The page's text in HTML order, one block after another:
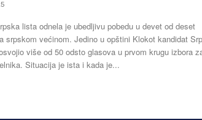
lista odnela je ubedljivu pobedu u devet od deset
Jedino u opštini Klokot kandidat Srpske
više od 50 odsto glasova u prvom krugu izbora
gradonačelnika. Situacija je ista i kada je...